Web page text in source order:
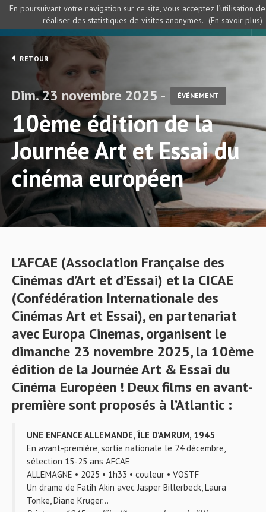
RETOUR
Dim. 23 novembre 2025 - ÉVÉNEMENT
10ème édition de la
Journée Art et Essai du
cinéma européen
L’AFCAE (Association Française des
Cinémas d’Art et d’Essai) et la CICAE
(Confédération Internationale des
Cinémas Art et Essai), en partenariat
avec Europa Cinemas, organisent le
dimanche 23 novembre 2025, la 10ème
édition de la Journée Art & Essai du
Cinéma Européen ! Deux films en avant-
première sont proposés à l’Atlantic :
UNE ENFANCE ALLEMANDE, ÎLE D’AMRUM, 1945
En avant-première, sortie nationale le 24 décembre,
sélection 15-25 ans AFCAE
ALLEMAGNE • 2025 • 1h33 • couleur • VOSTF
Un drame de Fatih Akin avec Jasper Billerbeck, Laura
Tonke, Diane Kruger…
En poursuivant votre navigation sur ce site, vous acceptez l’utilisation
réaliser des statistiques de visites anonymes. (En savoir plus)